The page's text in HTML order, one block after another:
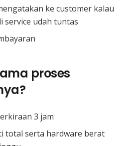
ke customer kalau
service udah tuntas
proses
3 jam
total serta hardware berat